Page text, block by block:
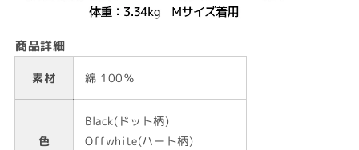
商品詳細
素材 綿 100％
色
Black(ドット柄)
Offwhite(ハート柄)